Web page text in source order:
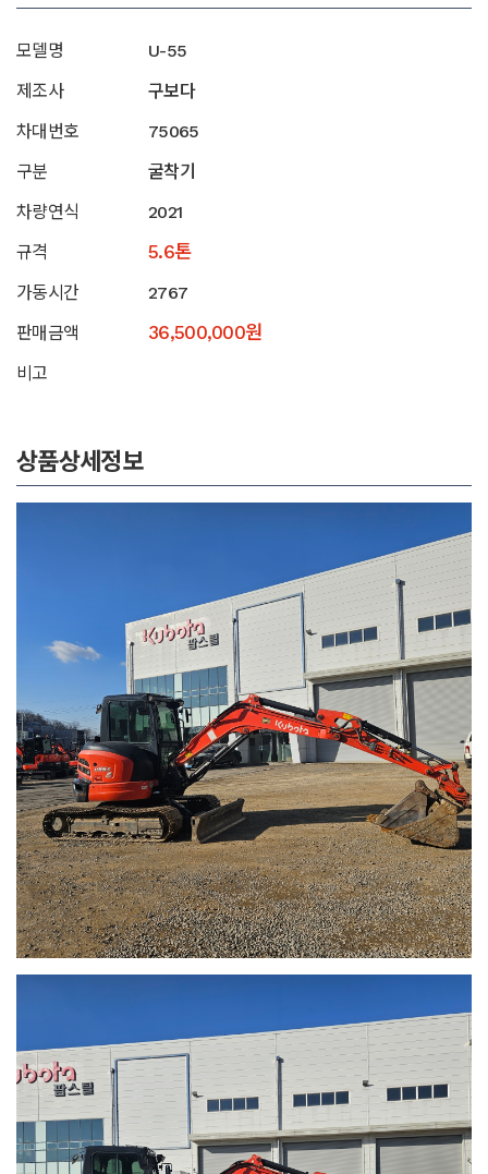
모델명
U-55
제조사
구보다
차대번호
75065
구분
굴착기
차량연식
2021
규격
5.6톤
가동시간
2767
판매금액
36,500,000원
비고
상품상세정보